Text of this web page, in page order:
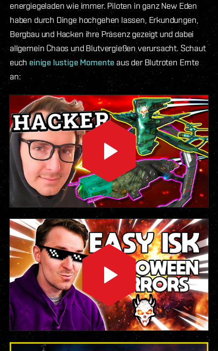
energiegeladen wie immer. Piloten in ganz New Eden
haben durch Dinge hochgehen lassen, Erkundungen,
Bergbau und Hacken ihre Präsenz gezeigt und dabei
allgemein Chaos und Blutvergießen verursacht. Schaut
euch einige lustige Momente aus der Blutroten Ernte
an: